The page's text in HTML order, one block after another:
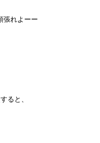
張れよーー
ると、